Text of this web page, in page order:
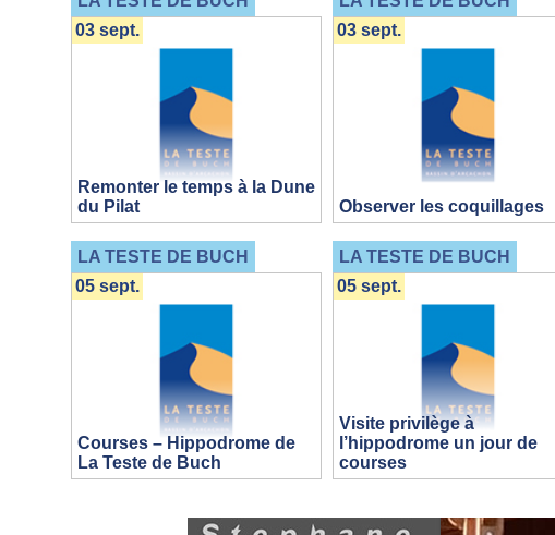
Remonter le temps à la Dune
du Pilat
03 sept.
Observer les coquillages
03 sept.
LA TESTE DE BUCH
Courses – Hippodrome de
La Teste de Buch
05 sept.
LA TESTE DE BUCH
Visite privilège à
l’hippodrome un jour de
courses
05 sept.